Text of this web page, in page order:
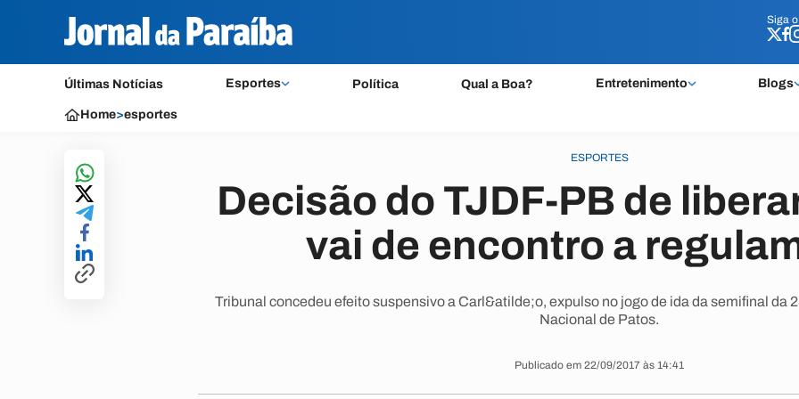
Siga o
Últimas Notícias Esportes Política Qual a Boa? Entretenimento Blogs
Siga o
Home>esportes
ESPORTES
Decisão do TJDF-PB de
vai de encontro a
Tribunal concedeu efeito suspensivo a Carl&atilde;o, expulso no jogo de ida da semifinal da
Nacional de Patos.
Publicado em 22/09/2017 às 14:41